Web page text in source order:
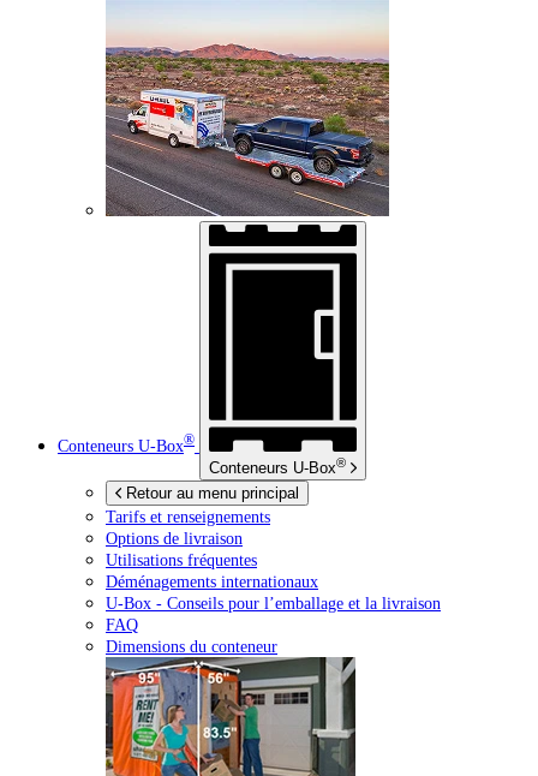
Conteneurs U-Box®
Conteneurs U-Box®
Retour au menu principal
Tarifs et renseignements
Options de livraison
Utilisations fréquentes
Déménagements internationaux
U-Box - Conseils pour l’emballage et la livraison
FAQ
Dimensions du conteneur